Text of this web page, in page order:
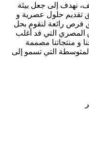
نهدف إلى جعل بيئة
تقديم حلول عصرية و
فرص رائعة لنقوم بحل
التي قد أغلب
و منتجاتنا مصممة
التي تسمو إلى